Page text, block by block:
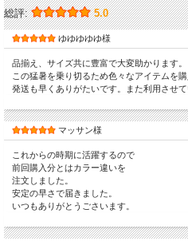
総評: 5.0
ゆゆゆゆゆ様
品揃え、サイズ共に豊富で大変助かります。
この猛暑を乗り切るため色々なアイテムを購
発送も早くありがたいです。また利用させて
マッサン様
これからの時期に活躍するので
前回購入分とはカラー違いを
注文しました。
安定の早さで届きました。
いつもありがとうごさいます。